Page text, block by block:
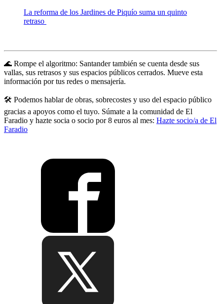
La reforma de los Jardines de Piquío suma un quinto
retraso
🌊 Rompe el algoritmo: Santander también se cuenta desde sus
vallas, sus retrasos y sus espacios públicos cerrados. Mueve esta
información por tus redes o mensajería.
🛠️ Podemos hablar de obras, sobrecostes y uso del espacio público
gracias a apoyos como el tuyo. Súmate a la comunidad de El
Faradio y hazte socia o socio por 8 euros al mes: Hazte socio/a de El
Faradio